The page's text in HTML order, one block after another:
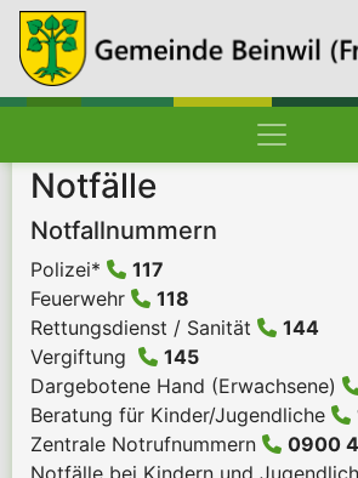
Hauptnavigation
Pfadnavigation
Startseite
Notfälle
Notfallnummern
Polizei*
117
Feuerwehr
118
Rettungsdienst / Sanität
144
Vergiftung
145
Dargebotene Hand (Erwachsene)
Beratung für Kinder/Jugendliche
Zentrale Notrufnummern
0900
Notfälle bei Kindern und